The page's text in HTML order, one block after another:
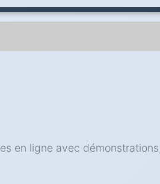
en ligne avec